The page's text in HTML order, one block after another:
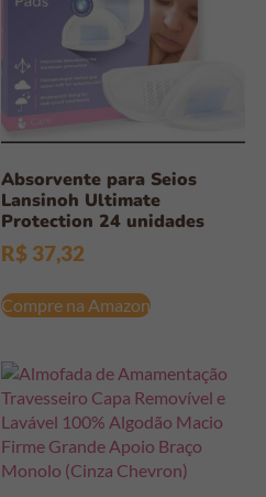
Absorvente para Seios
Lansinoh Ultimate
Protection 24 unidades
R$37,32
Compre na Amazon